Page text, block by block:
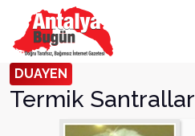
DUAYEN
Termik Santrallar
Arama Yap!